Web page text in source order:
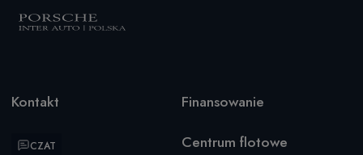
Kontakt
CZAT
Finansowanie
Centrum flotowe